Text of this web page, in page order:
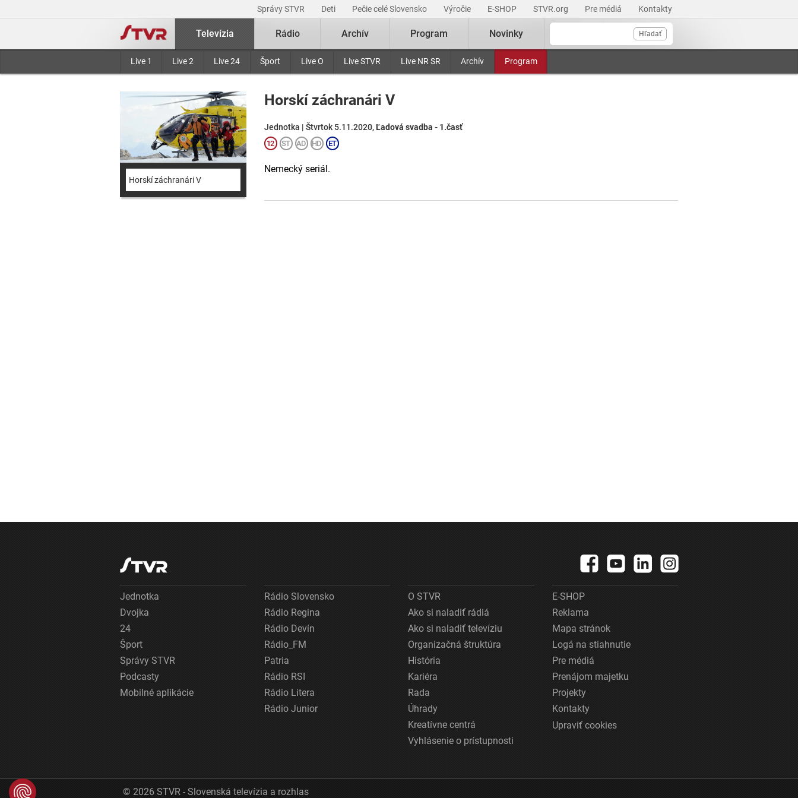
Správy STVR Deti Pečie celé Slovensko Výročie E-SHOP STVR.org Pre médiá Kontakty
Hľadať
Televízia
Live 1 Live 2 Live 24 Šport Live O Live STVR Live NR SR Archív Program
Rádio Archív Program Novinky
Horskí záchranári V
Horskí záchranári V
Jednotka | Štvrtok 5.11.2020, Ľadová svadba - 1.časť
Nemecký seriál.
Jednotka
Dvojka
24
Šport
Správy STVR
Podcasty
Mobilné aplikácie
Rádio Slovensko
Rádio Regina
Rádio Devín
Rádio_FM
Patria
Rádio RSI
Rádio Litera
Rádio Junior
O STVR
Ako si naladiť rádiá
Ako si naladiť televíziu
Organizačná štruktúra
História
Kariéra
Rada
Úhrady
Kreatívne centrá
Vyhlásenie o prístupnosti
E-SHOP
Reklama
Mapa stránok
Logá na stiahnutie
Pre médiá
Prenájom majetku
Projekty
Kontakty
Upraviť cookies
© 2026 STVR - Slovenská televízia a rozhlas